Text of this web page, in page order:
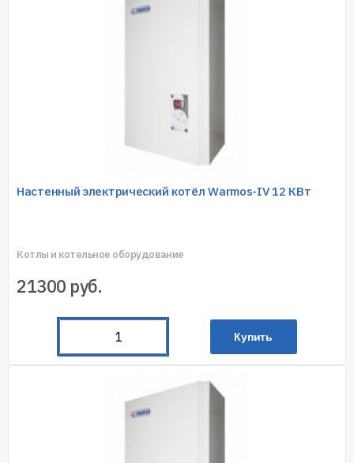
Настенный электрический котёл Warmos-IV 12 КВт
Котлы и котельное оборудование
21300 руб.
Купить